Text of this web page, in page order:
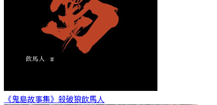
《鬼島故事集》殺破狼飲馬人